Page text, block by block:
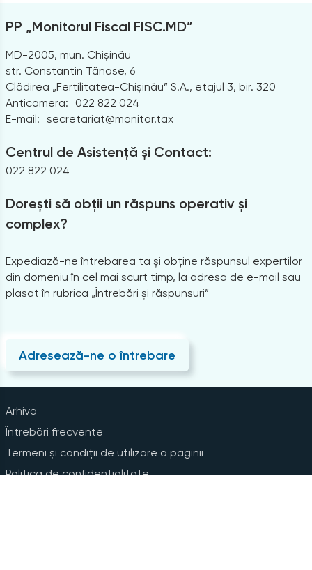
PP „Monitorul Fiscal FISC.MD”
MD-2005, mun. Chișinău
str. Constantin Tănase, 6
Clădirea „Fertilitatea-Chișinău” S.A., etajul 3, bir. 320
Anticamera:
022 822 024
E-mail: secretariat@monitor.tax
Centrul de Asistență și Contact:
022 822 024
Dorești să obții un răspuns operativ și
complex?
Expediază-ne întrebarea ta și obține răspunsul experților
din domeniu în cel mai scurt timp, la adresa de e-mail sau
plasat în rubrica „Întrebări și răspunsuri”
Adresează-ne o întrebare
Arhiva
Întrebări frecvente
Termeni și condiții de utilizare a paginii
Politica de confidențialitate